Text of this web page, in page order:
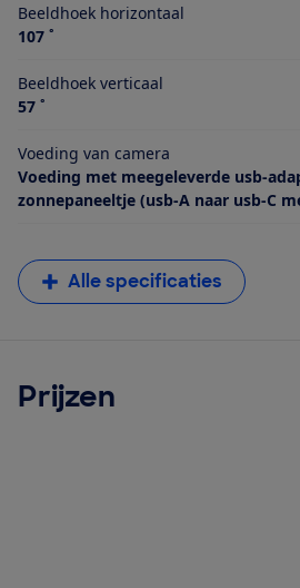
Beeldhoek horizontaal
107 ˚
Beeldhoek verticaal
57 ˚
Voeding van camera
Voeding met meegeleverde usb-
zonnepaneeltje (usb-A naar usb-C
Alle specificaties
Prijzen